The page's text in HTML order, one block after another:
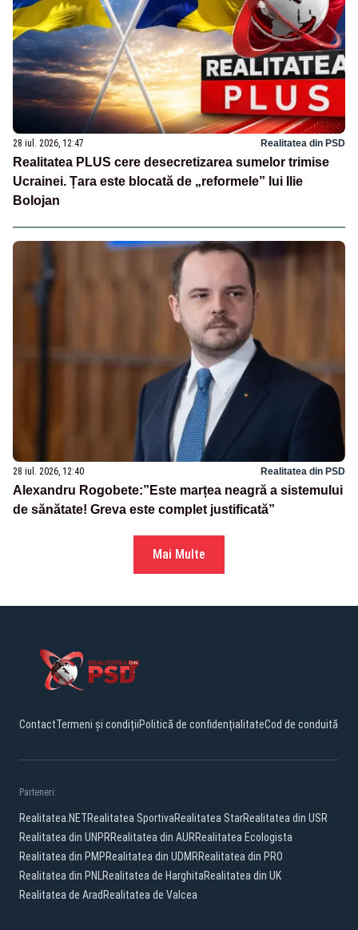
28 iul. 2026, 12:47 Realitatea din PSD
Realitatea PLUS cere desecretizarea sumelor trimise
Ucrainei. Țara este blocată de „reformele” lui Ilie
Bolojan
28 iul. 2026, 12:40 Realitatea din PSD
Alexandru Rogobete:”Este marțea neagră a sistemului
de sănătate! Greva este complet justificată”
Mai Multe
ContactTermeni și condițiiPolitică de confidențialitateCod de conduită
Parteneri:
Realitatea.NETRealitatea SportivaRealitatea StarRealitatea din USR
Realitatea din UNPRRealitatea din AURRealitatea Ecologista
Realitatea din PMPRealitatea din UDMRRealitatea din PRO
Realitatea din PNLRealitatea de HarghitaRealitatea din UK
Realitatea de Arad Realitatea de Valcea